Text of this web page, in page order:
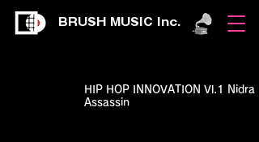
BRUSH MUSIC Inc.
HIP HOP INNOVATION Vl.1 Nidra
Assassin